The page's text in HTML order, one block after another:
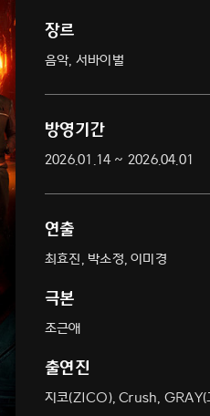
장르
음악, 서바이벌
방영기간
2026.01.14 ~ 2026.04.01
연출
최효진, 박소정, 이미경
극본
조근애
출연진
지코(ZICO), Crush, GRAY(